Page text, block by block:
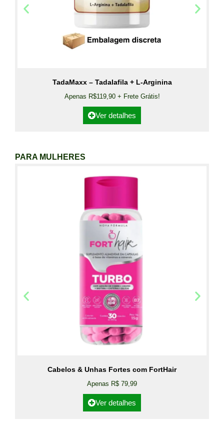
TadaMaxx – Tadalafila + L-Arginina
Apenas R$119,90 + Frete Grátis!
Ver detalhes
PARA MULHERES
Cabelos & Unhas Fortes com FortHair
Apenas R$ 79,99
Ver detalhes